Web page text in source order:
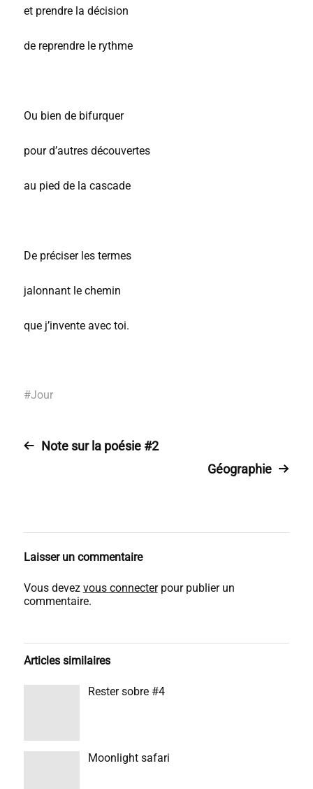
et prendre la décision
de reprendre le rythme
Ou bien de bifurquer
pour d’autres découvertes
au pied de la cascade
De préciser les termes
jalonnant le chemin
que j’invente avec toi.
#Jour
Note sur la poésie #2
Géographie
Laisser un commentaire
Vous devez vous connecterpour publier un
commentaire.
Articles similaires
Rester sobre #4
Moonlight safari